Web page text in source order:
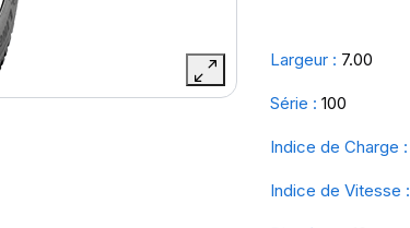
Largeur : 7.00
Série : 100
Indice de Charge :
Indice de Vitesse :